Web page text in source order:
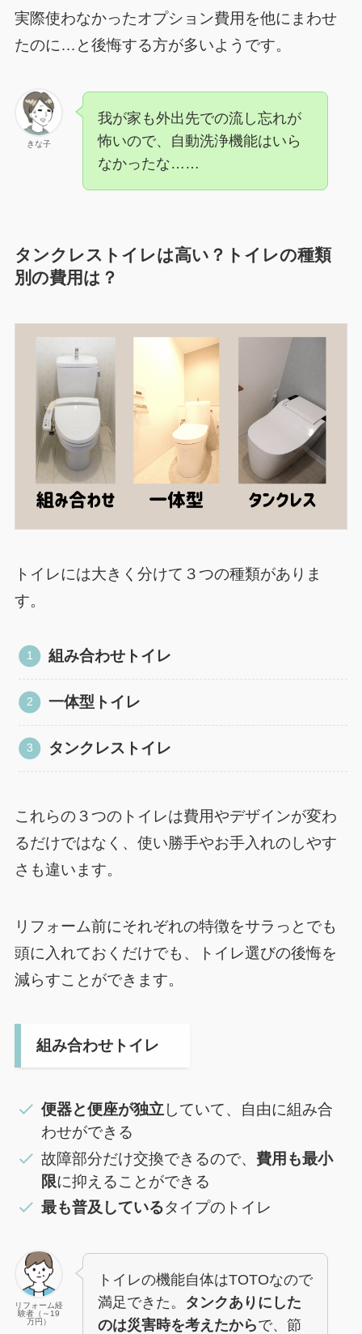
実際使わなかったオプション費用を他にまわせ
たのに…と後悔する方が多いようです。
きな子
我が家も外出先での流し忘れが
怖いので、自動洗浄機能はいら
なかったな……
タンクレストイレは高い？トイレの種類
別の費用は？
トイレには大きく分けて３つの種類がありま
す。
組み合わせトイレ
一体型トイレ
タンクレストイレ
これらの３つのトイレは費用やデザインが変わ
るだけではなく、使い勝手やお手入れのしやす
さも違います。
リフォーム前にそれぞれの特徴をサラっとでも
頭に入れておくだけでも、トイレ選びの後悔を
減らすことができます。
組み合わせトイレ
便器と便座が独立 していて、自由に組み合
わせができる
故障部分だけ交換できるので、 費用も最小
限に抑えることができる
最も普及しているタイプのトイレ
リフォーム経
験者（～19
万円）
トイレの機能自体はTOTOなので
満足できた。
タンクありにした
のは災害時を考えたからで、節